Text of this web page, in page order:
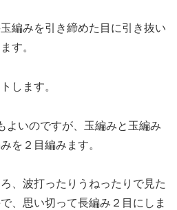
編みを引き締めた目に引き抜い
す。
します。
よいのですが、玉編みと玉編み
を２目編みます。
、波打ったりうねったりで見た
、思い切って長編み２目にしま